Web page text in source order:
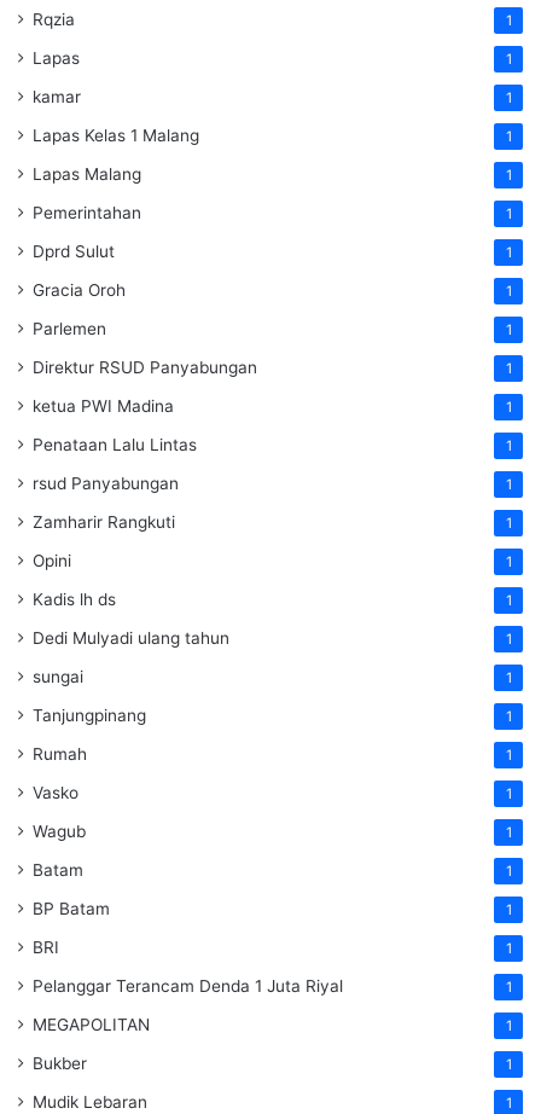
Rqzia 1
Lapas 1
kamar 1
Lapas Kelas 1 Malang 1
Lapas Malang 1
Pemerintahan 1
Dprd Sulut 1
Gracia Oroh 1
Parlemen 1
Direktur RSUD Panyabungan 1
ketua PWI Madina 1
Penataan Lalu Lintas 1
rsud Panyabungan 1
Zamharir Rangkuti 1
Opini 1
Kadis lh ds 1
Dedi Mulyadi ulang tahun 1
sungai 1
Tanjungpinang 1
Rumah 1
Vasko 1
Wagub 1
Batam 1
BP Batam 1
BRI 1
Pelanggar Terancam Denda 1 Juta Riyal 1
MEGAPOLITAN 1
Bukber 1
Mudik Lebaran 1